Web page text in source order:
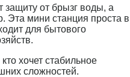
защиту от брызг воды, а
Эта мини станция проста в
для бытового
хочет стабильное
сложностей.